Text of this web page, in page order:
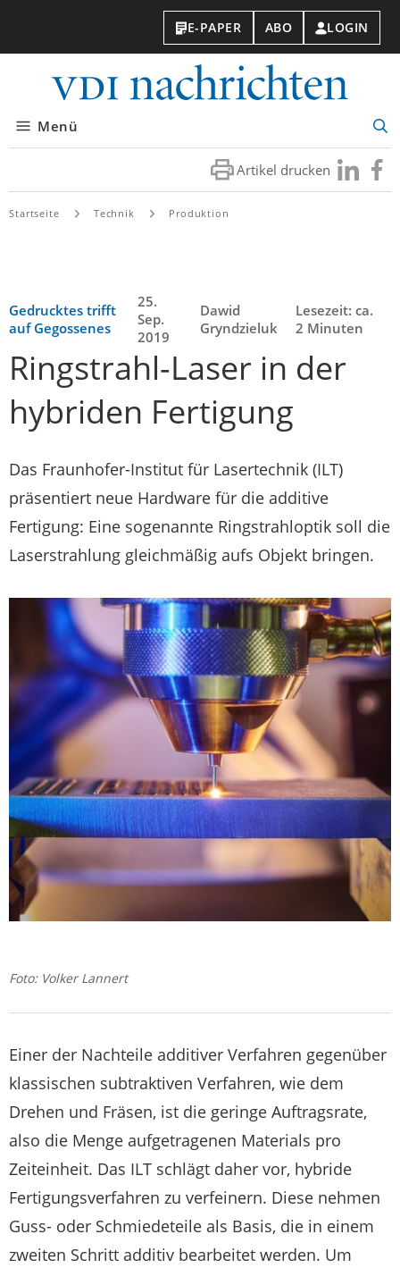
E-PAPER ABO LOGIN
Menü
Artikel drucken Besuchen
Sie
Sie
Startseite Technik Produktion
Gedrucktes trifft
auf Gegossenes
25.
Sep.
2019
Dawid
Gryndzieluk
Lesezeit: ca.
2 Minuten
Ringstrahl-Laser in der
hybriden Fertigung
Das Fraunhofer-Institut für Lasertechnik (ILT)
präsentiert neue Hardware für die additive
Fertigung: Eine sogenannte Ringstrahloptik soll die
Laserstrahlung gleichmäßig aufs Objekt bringen.
Foto: Volker Lannert
Einer der Nachteile additiver Verfahren gegenüber
klassischen subtraktiven Verfahren, wie dem
Drehen und Fräsen, ist die geringe Auftragsrate,
also die Menge aufgetragenen Materials pro
Zeiteinheit. Das ILT schlägt daher vor, hybride
Fertigungsverfahren zu verfeinern. Diese nehmen
Guss- oder Schmiedeteile als Basis, die in einem
zweiten Schritt additiv bearbeitet werden. Um